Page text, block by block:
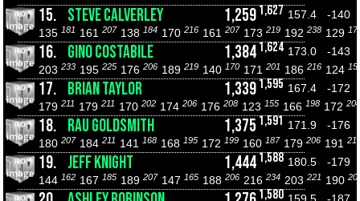
15. STEVE CALVERLEY 1,2591,627 157.4
-140
135 181 161 207 138 184 170 216 161 207 173 219 192 238 129
16. GINO COSTABILE 1,3841,624 173.0
-143
203 233 195 225 176 206 189 219 140 170 171 201 186 216 124
17. BRIAN TAYLOR 1,3391,595 167.4
-172
179 211 179 211 170 202 174 206 176 208 123 155 166 198 172 204
18. RAU GOLDSMITH 1,375 1,591 171.9
-176
180 207 184 211 141 168 168 195 172 199 160 187 179 206 191
19. JEFF KNIGHT 1,4441,588 180.5
-179
144 162 167 185 189 207 147 165 188 206 216 234 203 221 190
1,580